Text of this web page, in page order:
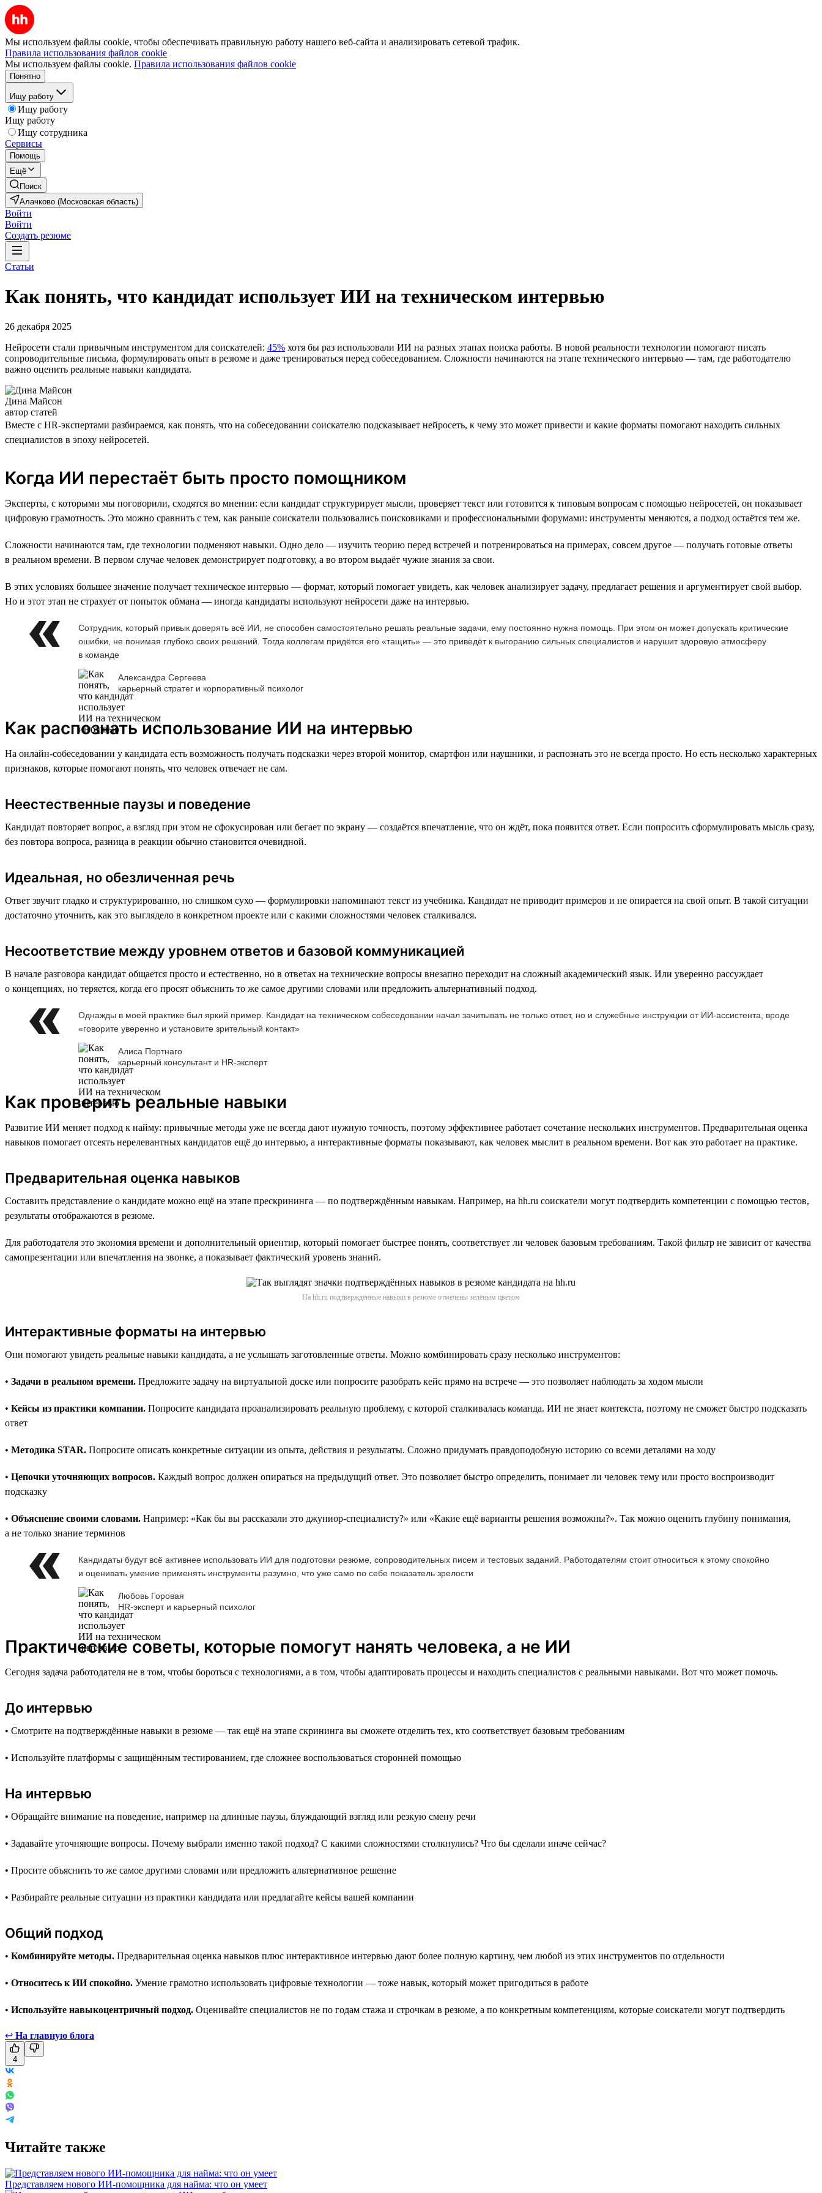
Мы используем файлы cookie, чтобы обеспечивать правильную работу нашего веб-сайта и анализировать сетевой трафик.
Правила использования файлов cookie
Мы используем файлы cookie. Правила использования файлов cookie
Понятно
Ищу работу
Ищу работу
Ищу работу
Ищу сотрудника
Сервисы
Помощь
Ещё
Поиск
Алачково (Московская область)
Войти
Войти
Создать резюме
Статьи
Как понять, что кандидат использует ИИ на техническом интервью
26 декабря 2025
Нейросети стали привычным инструментом для соискателей: 45% хотя бы раз использовали ИИ на разных этапах поиска работы. В новой реальности технологии помогают писать
сопроводительные письма, формулировать опыт в резюме и даже тренироваться перед собеседованием. Сложности начинаются на этапе технического интервью — там, где работодателю
важно оценить реальные навыки кандидата.
Дина Майсон
автор статей
Вместе с HR-экспертами разбираемся, как понять, что на собеседовании соискателю подсказывает нейросеть, к чему это может привести и какие форматы помогают находить сильных
специалистов в эпоху нейросетей.
Когда ИИ перестаёт быть просто помощником
Эксперты, с которыми мы поговорили, сходятся во мнении: если кандидат структурирует мысли, проверяет текст или готовится к типовым вопросам с помощью нейросетей, он показывает
цифровую грамотность. Это можно сравнить с тем, как раньше соискатели пользовались поисковиками и профессиональными форумами: инструменты меняются, а подход остаётся тем же.
Сложности начинаются там, где технологии подменяют навыки. Одно дело — изучить теорию перед встречей и потренироваться на примерах, совсем другое — получать готовые ответы
в реальном времени. В первом случае человек демонстрирует подготовку, а во втором выдаёт чужие знания за свои.
В этих условиях большее значение получает техническое интервью — формат, который помогает увидеть, как человек анализирует задачу, предлагает решения и аргументирует свой выбор.
Но и этот этап не страхует от попыток обмана — иногда кандидаты используют нейросети даже на интервью.
Сотрудник, который привык доверять всё ИИ, не способен самостоятельно решать реальные задачи, ему постоянно нужна помощь. При этом он может допускать критические
ошибки, не понимая глубоко своих решений. Тогда коллегам придётся его «тащить» — это приведёт к выгоранию сильных специалистов и нарушит здоровую атмосферу
в команде
Александра Сергеева
карьерный стратег и корпоративный психолог
Как распознать использование ИИ на интервью
На онлайн-собеседовании у кандидата есть возможность получать подсказки через второй монитор, смартфон или наушники, и распознать это не всегда просто. Но есть несколько характерных
признаков, которые помогают понять, что человек отвечает не сам.
Неестественные паузы и поведение
Кандидат повторяет вопрос, а взгляд при этом не сфокусирован или бегает по экрану — создаётся впечатление, что он ждёт, пока появится ответ. Если попросить сформулировать мысль сразу,
без повтора вопроса, разница в реакции обычно становится очевидной.
Идеальная, но обезличенная речь
Ответ звучит гладко и структурированно, но слишком сухо — формулировки напоминают текст из учебника. Кандидат не приводит примеров и не опирается на свой опыт. В такой ситуации
достаточно уточнить, как это выглядело в конкретном проекте или с какими сложностями человек сталкивался.
Несоответствие между уровнем ответов и базовой коммуникацией
В начале разговора кандидат общается просто и естественно, но в ответах на технические вопросы внезапно переходит на сложный академический язык. Или уверенно рассуждает
о концепциях, но теряется, когда его просят объяснить то же самое другими словами или предложить альтернативный подход.
Однажды в моей практике был яркий пример. Кандидат на техническом собеседовании начал зачитывать не только ответ, но и служебные инструкции от ИИ-ассистента, вроде
«говорите уверенно и установите зрительный контакт»
Алиса Портнаго
карьерный консультант и HR-эксперт
Как проверить реальные навыки
Развитие ИИ меняет подход к найму: привычные методы уже не всегда дают нужную точность, поэтому эффективнее работает сочетание нескольких инструментов. Предварительная оценка
навыков помогает отсеять нерелевантных кандидатов ещё до интервью, а интерактивные форматы показывают, как человек мыслит в реальном времени. Вот как это работает на практике.
Предварительная оценка навыков
Составить представление о кандидате можно ещё на этапе прескрининга — по подтверждённым навыкам. Например, на hh.ru соискатели могут подтвердить компетенции с помощью тестов,
результаты отображаются в резюме.
Для работодателя это экономия времени и дополнительный ориентир, который помогает быстрее понять, соответствует ли человек базовым требованиям. Такой фильтр не зависит от качества
самопрезентации или впечатления на звонке, а показывает фактический уровень знаний.
На hh.ru подтверждённые навыки в резюме отмечены зелёным цветом
Интерактивные форматы на интервью
Они помогают увидеть реальные навыки кандидата, а не услышать заготовленные ответы. Можно комбинировать сразу несколько инструментов:
• Задачи в реальном времени. Предложите задачу на виртуальной доске или попросите разобрать кейс прямо на встрече — это позволяет наблюдать за ходом мысли
• Кейсы из практики компании. Попросите кандидата проанализировать реальную проблему, с которой сталкивалась команда. ИИ не знает контекста, поэтому не сможет быстро подсказать
ответ
• Методика STAR. Попросите описать конкретные ситуации из опыта, действия и результаты. Сложно придумать правдоподобную историю со всеми деталями на ходу
• Цепочки уточняющих вопросов. Каждый вопрос должен опираться на предыдущий ответ. Это позволяет быстро определить, понимает ли человек тему или просто воспроизводит
подсказку
• Объяснение своими словами. Например: «Как бы вы рассказали это джуниор-специалисту?» или «Какие ещё варианты решения возможны?». Так можно оценить глубину понимания,
а не только знание терминов
Кандидаты будут всё активнее использовать ИИ для подготовки резюме, сопроводительных писем и тестовых заданий. Работодателям стоит относиться к этому спокойно
и оценивать умение применять инструменты разумно, что уже само по себе показатель зрелости
Любовь Горовая
HR-эксперт и карьерный психолог
Практические советы, которые помогут нанять человека, а не ИИ
Сегодня задача работодателя не в том, чтобы бороться с технологиями, а в том, чтобы адаптировать процессы и находить специалистов с реальными навыками. Вот что может помочь.
До интервью
• Смотрите на подтверждённые навыки в резюме — так ещё на этапе скрининга вы сможете отделить тех, кто соответствует базовым требованиям
• Используйте платформы с защищённым тестированием, где сложнее воспользоваться сторонней помощью
На интервью
• Обращайте внимание на поведение, например на длинные паузы, блуждающий взгляд или резкую смену речи
• Задавайте уточняющие вопросы. Почему выбрали именно такой подход? С какими сложностями столкнулись? Что бы сделали иначе сейчас?
• Просите объяснить то же самое другими словами или предложить альтернативное решение
• Разбирайте реальные ситуации из практики кандидата или предлагайте кейсы вашей компании
Общий подход
• Комбинируйте методы. Предварительная оценка навыков плюс интерактивное интервью дают более полную картину, чем любой из этих инструментов по отдельности
• Относитесь к ИИ спокойно. Умение грамотно использовать цифровые технологии — тоже навык, который может пригодиться в работе
• Используйте навыкоцентричный подход. Оценивайте специалистов не по годам стажа и строчкам в резюме, а по конкретным компетенциям, которые соискатели могут подтвердить
↩ На главную блога
4
Читайте также
Представляем нового ИИ-помощника для найма: что он умеет